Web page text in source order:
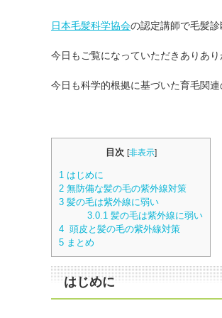
日本毛髪科学協会の認定講師で毛髪
今日もご覧になっていただきありあ
今日も科学的根拠に基づいた育毛関
目次 [非表示]
1 はじめに
2 無防備な髪の毛の紫外線対策
3 髪の毛は紫外線に弱い
3.0.1髪の毛は紫外線に弱い
4 頭皮と髪の毛の紫外線対策
5 まとめ
はじめに